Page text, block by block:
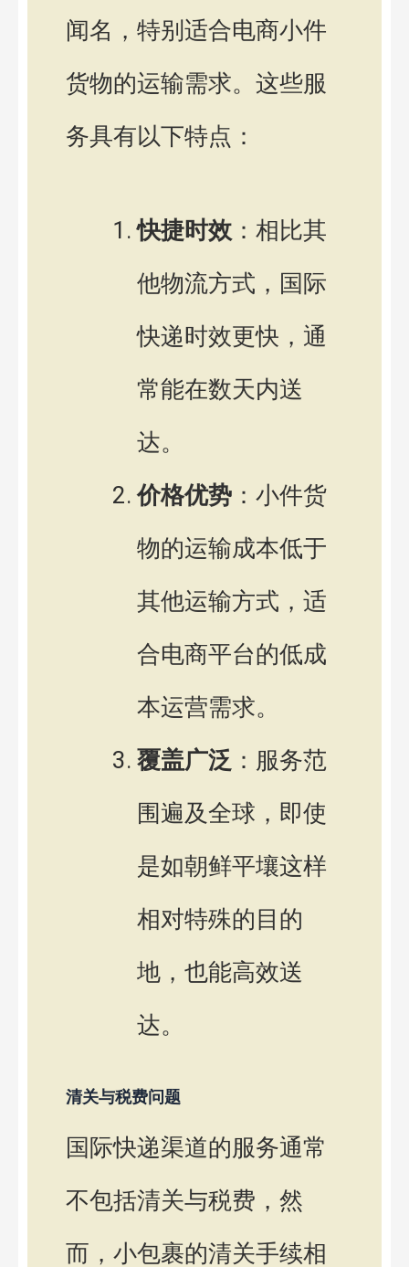
闻名，特别适合电商小件
货物的运输需求。这些服
务具有以下特点：
快捷时效 ：相比其
他物流方式，国际
快递时效更快，通
常能在数天内送
达。
价格优势 ：小件货
物的运输成本低于
其他运输方式，适
合电商平台的低成
本运营需求。
覆盖广泛 ：服务范
围遍及全球，即使
是如朝鲜平壤这样
相对特殊的目的
地，也能高效送
达。
清关与税费问题
国际快递渠道的服务通常
不包括清关与税费，然
而，小包裹的清关手续相